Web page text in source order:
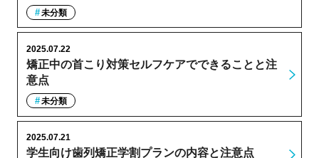
未分類
矯正中の首こり対策セルフケアでできることと注
意点
2025.07.22
未分類
学生向け歯列矯正学割プランの内容と注意点
2025.07.21